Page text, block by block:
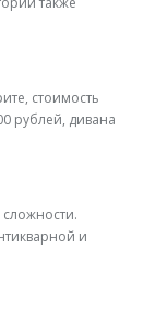
стоимость
рублей, дивана
и